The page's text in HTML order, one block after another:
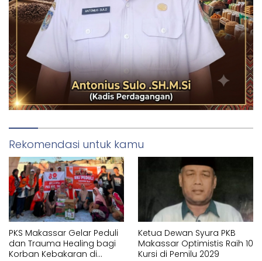
Rekomendasi untuk kamu
PKS Makassar Gelar Peduli
dan Trauma Healing bagi
Korban Kebakaran di
Ketua Dewan Syura PKB
Makassar Optimistis Raih 10
Kursi di Pemilu 2029